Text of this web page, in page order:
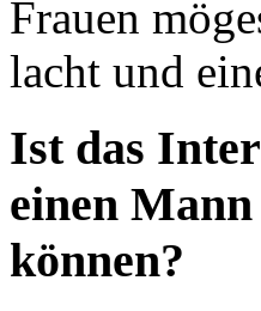
Frauen
lacht und
Ist das
einen
können?